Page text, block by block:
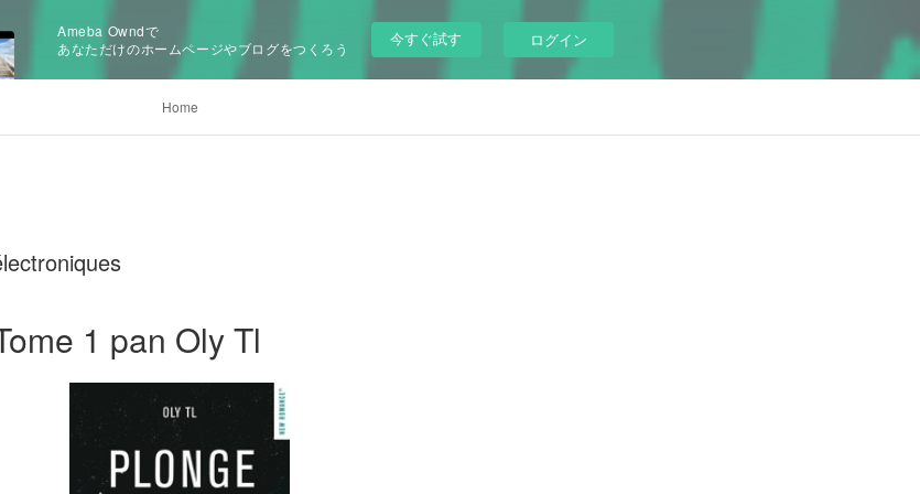
Ameba Owndで
あなただけのホームページやブログをつくろう
今すぐ試す ログイン
Home
1 pan Oly Tl